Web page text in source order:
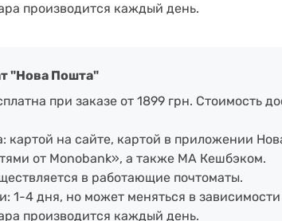
производится каждый день.
"Нова Пошта"
при заказе от 1899 грн. Стоимость
картой на сайте, картой в приложении
от Monobank», а также МА Кешбэком.
в работающие почтоматы.
1-4 дня, но может меняться в
производится каждый день.